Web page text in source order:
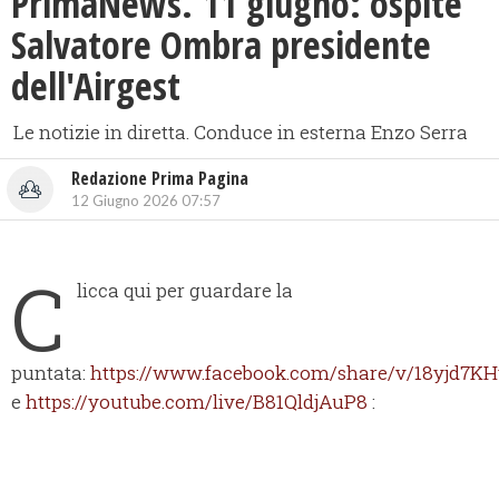
Salvatore Ombra presidente
dell'Airgest
Le notizie in diretta. Conduce in esterna Enzo Serra
Redazione Prima Pagina
12 Giugno 2026 07:57
C licca qui per guardare la
puntata: https://www.facebook.com/share/v/
e https://youtube.com/live/B81QldjAuP8 :